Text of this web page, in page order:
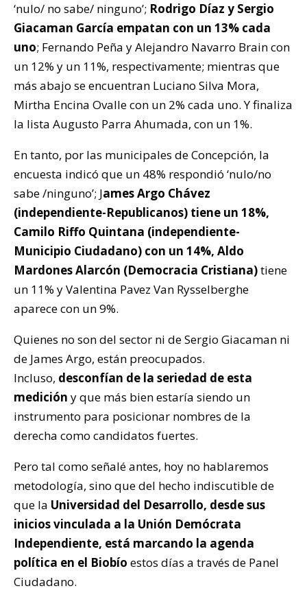
‘nulo/ no sabe/ ninguno’; Rodrigo Díaz y Sergio
Giacaman García empatan con un 13% cada
uno; Fernando Peña y Alejandro Navarro Brain con
un 12% y un 11%, respectivamente; mientras que
más abajo se encuentran Luciano Silva Mora,
Mirtha Encina Ovalle con un 2% cada uno. Y finaliza
la lista Augusto Parra Ahumada, con un 1%.
En tanto, por las municipales de Concepción, la
encuesta indicó que un 48% respondió ‘nulo/no
sabe /ninguno’; James Argo Chávez
(independiente-Republicanos) tiene un 18%,
Camilo Riffo Quintana (independiente-
Municipio Ciudadano) con un 14%, Aldo
Mardones Alarcón (Democracia Cristiana)tiene
un 11% y Valentina Pavez Van Rysselberghe
aparece con un 9%.
Quienes no son del sector ni de Sergio Giacaman ni
de James Argo, están preocupados.
Incluso, desconfían de la seriedad de esta
medición y que más bien estaría siendo un
instrumento para posicionar nombres de la
derecha como candidatos fuertes.
Pero tal como señalé antes, hoy no hablaremos
metodología, sino que del hecho indiscutible de
que la Universidad del Desarrollo, desde sus
inicios vinculada a la Unión Demócrata
Independiente, está marcando la agenda
política en el Biobío estos días a través de Panel
Ciudadano.